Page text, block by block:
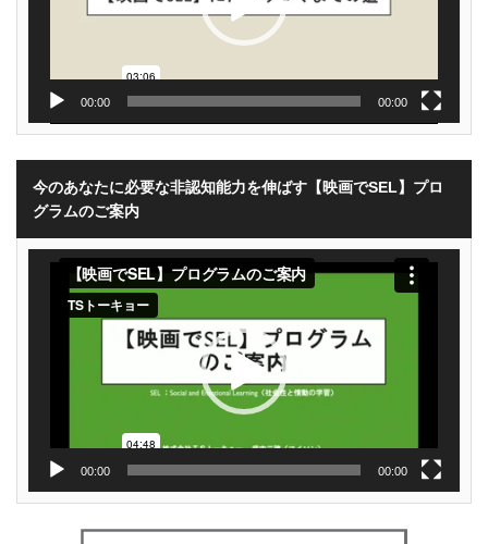
00:00 00:00
今のあなたに必要な非認知能力を伸ばす【映画でSEL】プロ
グラムのご案内
00:00 00:00